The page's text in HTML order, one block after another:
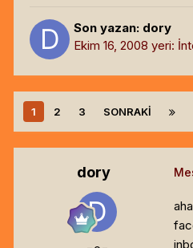
Son yazan: dory
Ekim 16, 2008 yeri:
1 2 3 SONRAKI
dory